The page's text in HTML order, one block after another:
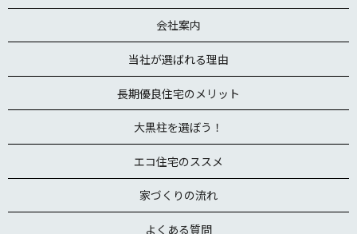
会社案内
当社が選ばれる理由
長期優良住宅のメリット
大黒柱を選ぼう！
エコ住宅のススメ
家づくりの流れ
よくある質問